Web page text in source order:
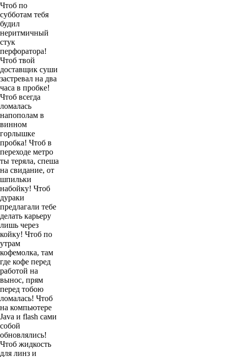
Чтоб по
субботам тебя
будил
неритмичный
стук
перфоратора!
Чтоб твой
доставщик суши
застревал на два
часа в пробке!
Чтоб всегда
ломалась
напополам в
винном
горлышке
пробка! Чтоб в
переходе метро
ты теряла, спеша
на свидание, от
шпильки
набойку! Чтоб
дураки
предлагали тебе
делать карьеру
лишь через
койку! Чтоб по
утрам
кофемолка, там
где кофе перед
работой на
вынос, прям
перед тобою
ломалась! Чтоб
на компьютере
Java и flash сами
собой
обновлялись!
Чтоб жидкость
для линз и